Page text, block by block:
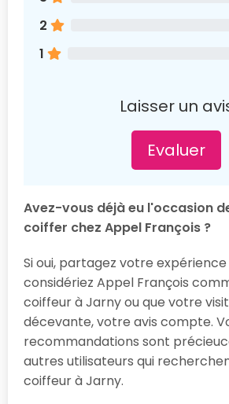
2
1
Laisser un
Evaluer
Avez-vous déjà eu l'occasion
coiffer chez Appel François ?
Si oui, partagez votre expérience
considériez Appel François
coiffeur à Jarny ou que votre
décevante, votre avis compte.
recommandations sont
autres utilisateurs qui
coiffeur à Jarny.